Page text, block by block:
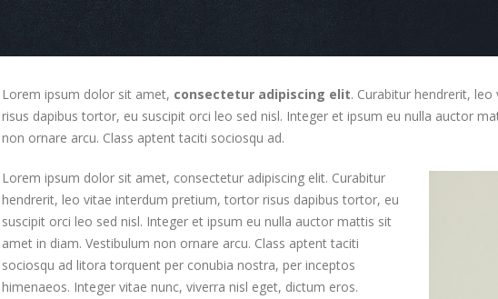
Lorem ipsum dolor sit amet, consectetur adipiscing elit. Curabitur hendrerit,
risus dapibus tortor, eu suscipit orci leo sed nisl. Integer et ipsum eu nulla auctor
non ornare arcu. Class aptent taciti sociosqu ad.
Lorem ipsum dolor sit amet, consectetur adipiscing elit. Curabitur
hendrerit, leo vitae interdum pretium, tortor risus dapibus tortor, eu
suscipit orci leo sed nisl. Integer et ipsum eu nulla auctor mattis sit
amet in diam. Vestibulum non ornare arcu. Class aptent taciti
sociosqu ad litora torquent per conubia nostra, per inceptos
himenaeos. Integer vitae nunc, viverra nisl eget, dictum eros.